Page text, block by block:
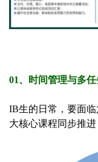
01、时间管理与多
IB生的日常，要面
大核心课程同步推进